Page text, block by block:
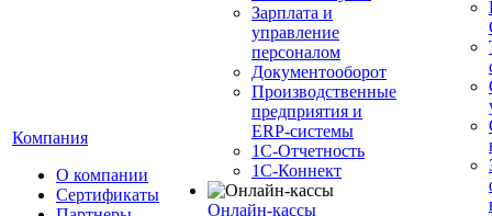
Компания
О компании
Сертификаты
Зарплата и
управление
персоналом
Документооборот
Производственные
предприятия и
ERP-системы
1С-Отчетность
1С-Коннект
Онлайн-кассы